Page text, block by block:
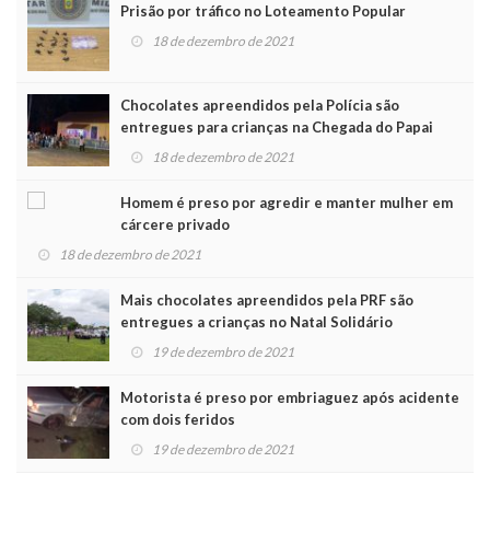
Prisão por tráfico no Loteamento Popular
18 de dezembro de 2021
Chocolates apreendidos pela Polícia são
entregues para crianças na Chegada do Papai
Noel 18 de dezembro de 2021
Homem é preso por agredir e manter mulher em
cárcere privado
18 de dezembro de 2021
Mais chocolates apreendidos pela PRF são
entregues a crianças no Natal Solidário
19 de dezembro de 2021
Motorista é preso por embriaguez após acidente
com dois feridos
19 de dezembro de 2021